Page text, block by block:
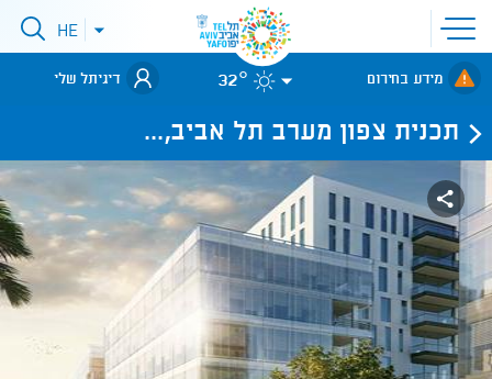
פתיחת
תפריט
אתר
לאתר עיריית
תל-אביב
פתיחתHE
מידע בחירום 32° דיגיתל שלי
תכנית צפון מערב תל אביב,...